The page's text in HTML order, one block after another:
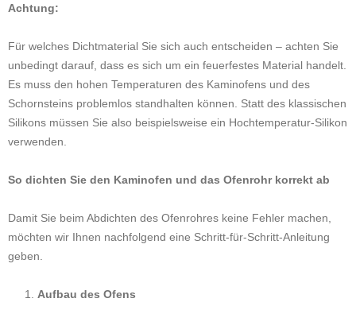
Achtung:
Für welches Dichtmaterial Sie sich auch entscheiden – achten Sie
unbedingt darauf, dass es sich um ein feuerfestes Material handelt.
Es muss den hohen Temperaturen des Kaminofens und des
Schornsteins problemlos standhalten können. Statt des klassischen
Silikons müssen Sie also beispielsweise ein Hochtemperatur-Silikon
verwenden.
So dichten Sie den Kaminofen und das Ofenrohr korrekt ab
Damit Sie beim Abdichten des Ofenrohres keine Fehler machen,
möchten wir Ihnen nachfolgend eine Schritt-für-Schritt-Anleitung
geben.
Aufbau des Ofens